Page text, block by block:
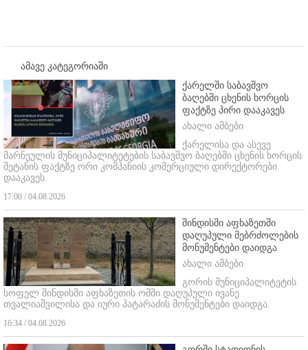
ამავე კატეგორიაში
ქარელში საბავშვო
ბაღებში ცხენის ხორცის
ფაქტზე პირი დააკავეს
ახალი ამბები
ქარელისა და ასევე
მარნეულის მუნიციპალიტეტების საბავშვო ბაღებში ცხენის ხორცის
შეტანის ფაქტზე ორი კომპანიის კომერციული დირექტორები
დააკავეს.
17:00 / 04.08.2026
შინდისში აფხაზეთში
დაღუპული მებრძოლების
მონუმენტები დაიდგა
ახალი ამბები
გორის მუნიციპალიტეტის
სოფელ შინდისში აფხაზეთის ომში დაღუპული ივანე
თვალიაშვილისა და იური პატარაძის მონუმენტები დაიდგა.
16:34 / 04.08.2026